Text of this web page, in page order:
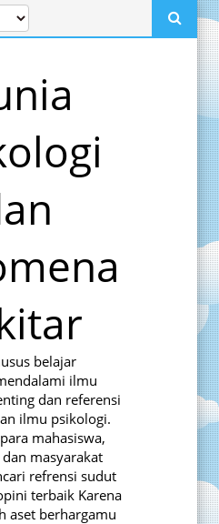
belajar
ilmu
dan referensi
ilmu psikologi.
mahasiswa,
masyarakat
refrensi sudut
terbaik Karena
aset berhargamu